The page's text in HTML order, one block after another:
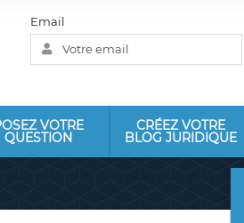
Email
VOTRE
QUESTION
CRÉEZ VOTRE
BLOG JURIDIQUE